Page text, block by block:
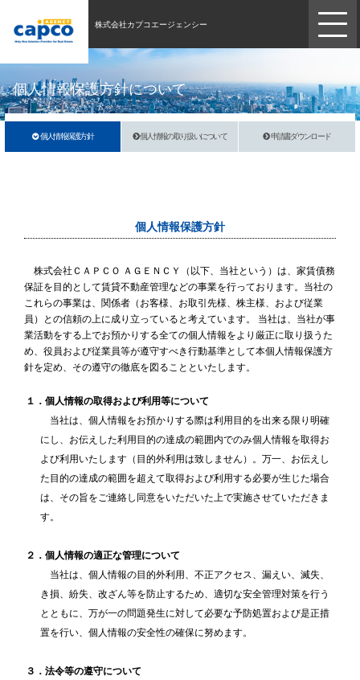
株式会社カプコエージェンシー
個人情報保護方針について
個人情報保護方針 個人情報の取り扱いについて 申請書ダウンロード
個人情報保護方針
株式会社ＣＡＰＣＯ ＡＧＥＮＣＹ（以下、当社という）は、家賃債務
保証を目的として賃貸不動産管理などの事業を行っております。当社の
これらの事業は、関係者（お客様、お取引先様、株主様、および従業
員）との信頼の上に成り立っていると考えています。 当社は、当社が事
業活動をする上でお預かりする全ての個人情報をより厳正に取り扱うた
め、役員および従業員等が遵守すべき行動基準として本個人情報保護方
針を定め、その遵守の徹底を図ることといたします。
１．個人情報の取得および利用等について
当社は、個人情報をお預かりする際は利用目的を出来る限り明確
にし、お伝えした利用目的の達成の範囲内でのみ個人情報を取得お
よび利用いたします（目的外利用は致しません）。万一、お伝えし
た目的の達成の範囲を超えて取得および利用する必要が生じた場合
は、その旨をご連絡し同意をいただいた上で実施させていただきま
す。
２．個人情報の適正な管理について
当社は、個人情報の目的外利用、不正アクセス、漏えい、滅失、
き損、紛失、改ざん等を防止するため、適切な安全管理対策を行う
とともに、万が一の問題発生に対して必要な予防処置および是正措
置を行い、個人情報の安全性の確保に努めます。
３．法令等の遵守について